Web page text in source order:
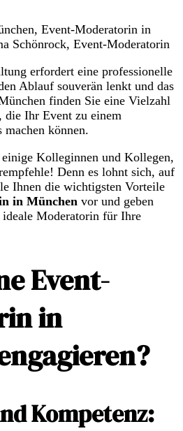
erfordert eine professionelle
Ablauf souverän lenkt und das
finden Sie eine Vielzahl
die Ihr Event zu einem
machen können.
Kolleginnen und Kollegen,
Denn es lohnt sich, auf
Ihnen die wichtigsten Vorteile
in München vor und geben
Moderatorin für Ihre
Event-
in
Kompetenz: